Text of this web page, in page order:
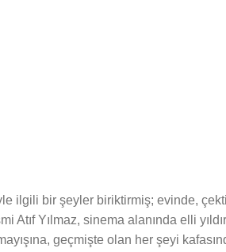
ilgili bir şeyler biriktirmiş; evinde,
Atıf Yılmaz, sinema alanında elli
geçmişte olan her şeyi